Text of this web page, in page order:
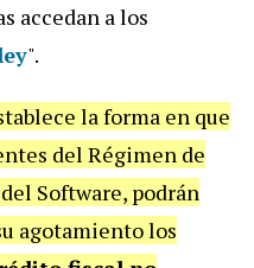
accedan a los
".
la forma en que
del Régimen de
Software, podrán
agotamiento los